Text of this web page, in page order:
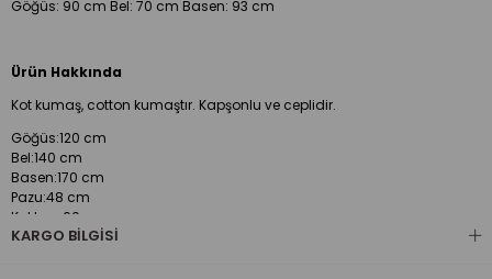
Göğüs: 90 cm Bel: 70 cm Basen: 93 cm
Ürün Hakkında
Kot kumaş, cotton kumaştır. Kapşonlu ve ceplidir.
Göğüs:120 cm
Bel:140 cm
Basen:170 cm
Pazu:48 cm
Kol boy:60 cm
Boy:116 cm
KARGO BILGISI